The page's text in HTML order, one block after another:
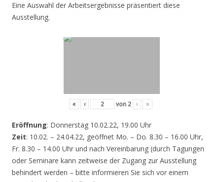
Eine Auswahl der Arbeitsergebnisse präsentiert diese
Ausstellung.
« ‹ von 2 › »
Eröffnung: Donnerstag 10.02.22, 19.00 Uhr
Zeit: 10.02. – 24.04.22, geöffnet Mo. – Do. 8.30 – 16.00 Uhr,
Fr. 8.30 – 14.00 Uhr und nach Vereinbarung (durch Tagungen
oder Seminare kann zeitweise der Zugang zur Ausstellung
behindert werden – bitte informieren Sie sich vor einem